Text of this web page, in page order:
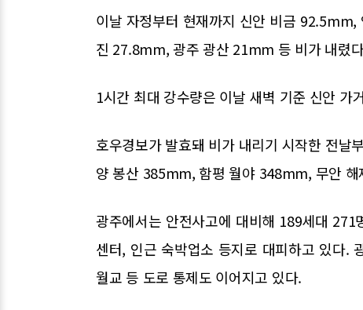
이날 자정부터 현재까지 신안 비금
진 27.8mm, 광주 광산 21mm 등 비가 내렸
1시간 최대 강수량은 이날 새벽 기준 신안
호우경보가 발효돼 비가 내리기 시작한 전
양 봉산 385mm, 함평 월야 348mm, 무안
광주에서는 안전사고에 대비해 189세대
센터, 인근 숙박업소 등지로 대피하고 있다.
월교 등 도로 통제도 이어지고 있다.